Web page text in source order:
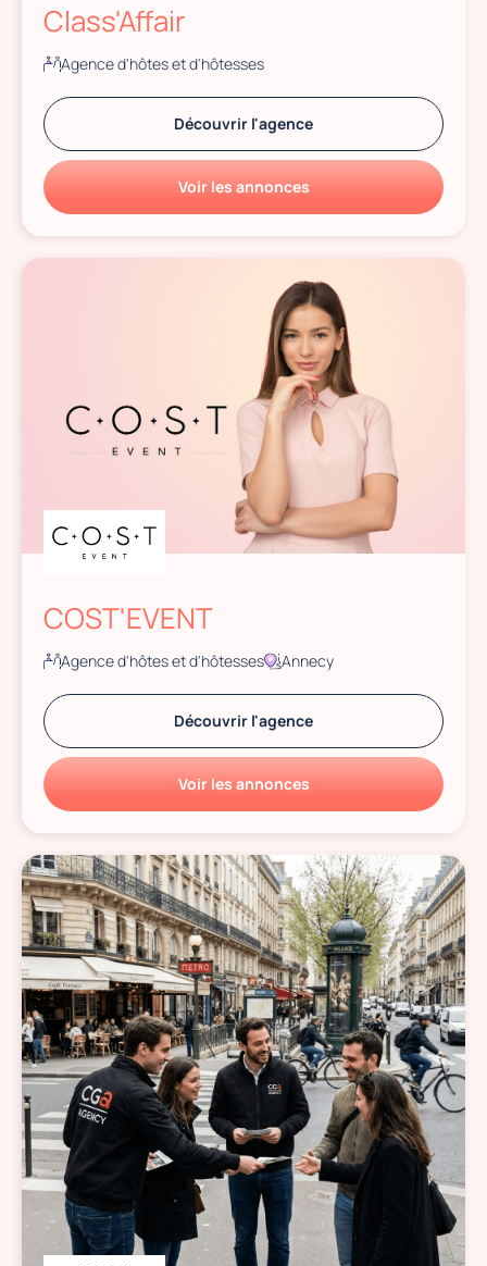
Class'Affair
Agence d'hôtes et d'hôtesses
Découvrir l'agence
Voir les annonces
COST'EVENT
Agence d'hôtes et d'hôtesses Annecy
Découvrir l'agence
Voir les annonces